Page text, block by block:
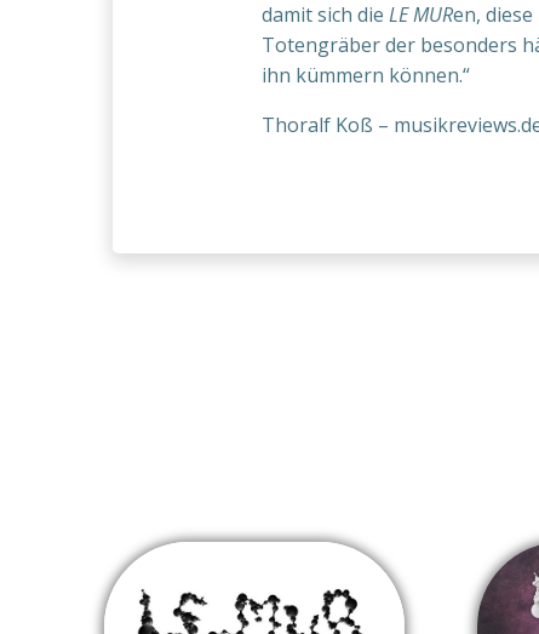
damit sich dieLE MURen,
Totengräber der besonders
ihn kümmern können.“
Thoralf Koß –